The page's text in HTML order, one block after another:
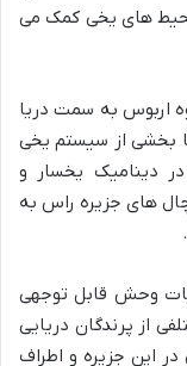
های یخی کمک می
اربوس به سمت دریا
بخشی از سیستم یخی
دینامیک یخسار و
های جزیره راس به
وحش قابل توجهی
از پرندگان دریایی
این جزیره و اطراف